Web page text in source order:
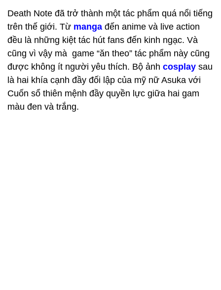
Death Note đã trở thành một tác phẩm quá nổi tiếng
trên thế giới. Từ manga đến anime và live action
đều là những kiệt tác hút fans đến kinh ngạc. Và
cũng vì vậy mà game “ăn theo” tác phẩm này cũng
được không ít người yêu thích. Bộ ảnh cosplay sau
là hai khía cạnh đầy đối lập của mỹ nữ Asuka với
Cuốn sổ thiên mệnh đầy quyền lực giữa hai gam
màu đen và trắng.